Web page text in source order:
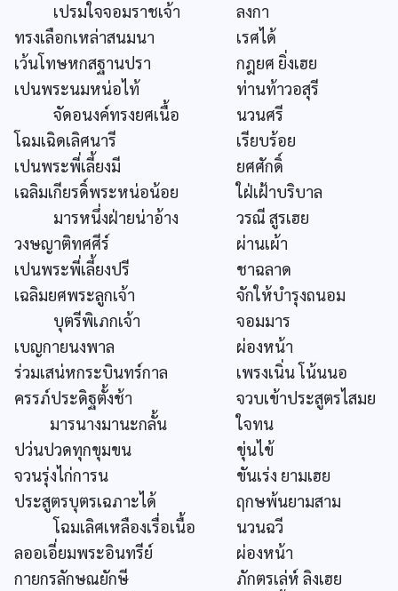
เปรมใจจอมราชเจ้า
ลงกา
ทรงเลือกเหล่าสนมนา
เรศได้
เว้นโทษหกสฐานปรา
กฎยศ ยิ่งเฮย
เปนพระนมหน่อไท้
ท่านท้าวอสุรี
จัดอนงค์ทรงยศเนื้อ
นวนศรี
โฉมเฉิดเลิศนารี
เรียบร้อย
เปนพระพี่เลี้ยงมี
ยศศักดิ์
เฉลิมเกียรดิ์พระหน่อน้อย
ใฝ่เฝ้าบริบาล
มารหนึ่งฝ่ายน่าอ้าง
วรณี สูรเฮย
วงษญาติทศศีร์
ผ่านเผ้า
เปนพระพี่เลี้ยงปรี
ชาฉลาด
เฉลิมยศพระลูกเจ้า
จักให้บำรุงถนอม
บุตรีพิเภกเจ้า
จอมมาร
เบญกายนงพาล
ผ่องหน้า
ร่วมเสน่หกระบินทร์กาล
เพรงเนิ่น โน้นนอ
ครรภ์ประดิฐตั้งช้า
จวบเข้าประสูตรไสมย
มารนางมานะกลั้น
ใจทน
ปว่นปวดทุกขุมขน
ขุ่นไข้
จวนรุ่งไก่การน
ขันเร่ง ยามเฮย
ประสูตรบุตรเฉภาะได้
ฤกษพ้นยามสาม
โฉมเลิศเหลืองเรื่อเนื้อ
นวนฉวี
ลออเอี่ยมพระอินทรีย์
ผ่องหน้า
กายกรลักษณยักษี
ภักตรเล่ห์ ลิงเฮย